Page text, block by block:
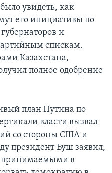
увидеть, как
его инициативы по
и
спискам.
Казахстана,
полное одобрение
план Путина по
власти вызвал
со стороны США и
президент Буш заявил,
принимаемыми в